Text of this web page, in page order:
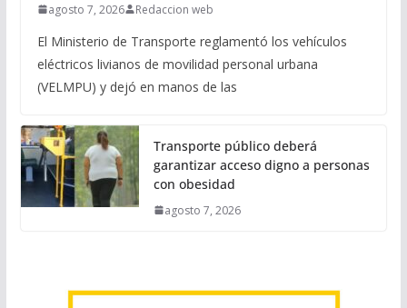
agosto 7, 2026 Redaccion web
El Ministerio de Transporte reglamentó los vehículos
eléctricos livianos de movilidad personal urbana
(VELMPU) y dejó en manos de las
Transporte público deberá
garantizar acceso digno a personas
con obesidad
agosto 7, 2026